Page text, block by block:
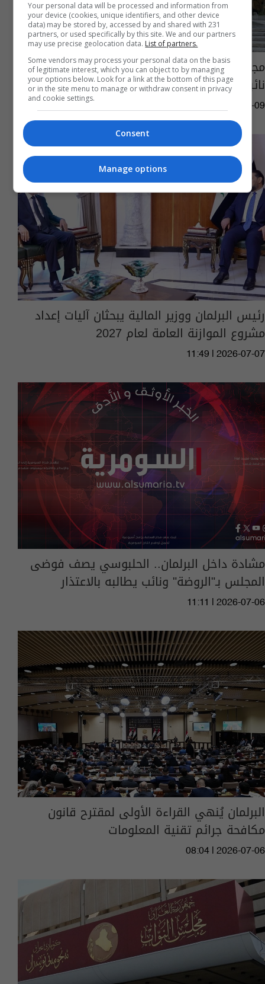
مجلس النواب يعقد جلسته الثانية بحضور 214
نائبا
06:54 | 2026-07-09
رئيس البرلمان ووزير المالية يبحثان آليات إعداد
مشروع الموازنة العامة لعام 2027
11:49 | 2026-07-07
مشادة داخل البرلمان.. الحلبوسي يصف فوضى
المجلس بـ"الروضة" ونائب يطالبه بالاعتذار
11:11 | 2026-07-06
البرلمان يُنهي القراءة الأولى لمقترح قانون
مكافحة جرائم تقنية المعلومات
08:04 | 2026-07-06
Your personal data will be processed and information from
your device (cookies, unique identifiers, and other device
data) may be stored by, accessed by and shared with 231
partners, or used specifically by this site. We and our partners
may use precise geolocation data. List of partners.
Some vendors may process your personal data on the basis
of legitimate interest, which you can object to by managing
your options below. Look for a link at the bottom of this page
or in the site menu to manage or withdraw consent in privacy
and cookie settings.
Consent
Manage options